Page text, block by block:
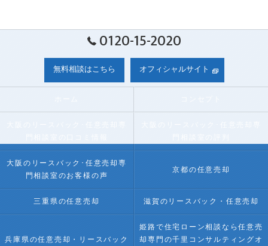
0120-15-2020
無料相談はこちら オフィシャルサイト
大阪のリースバック･任意売却専
門相談室のお客様の声
京都の任意売却
三重県の任意売却 滋賀のリースバック・任意売却
兵庫県の任意売却・リースバック
姫路で住宅ローン相談なら任意売
却専門の千里コンサルティングオ